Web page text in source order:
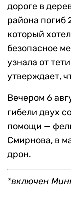
дороге в
района погиб
который
безопасное
узнала от
утверждает,
Вечером 6
гибели двух
помощи —
Смирнова, в
дрон.
*включен